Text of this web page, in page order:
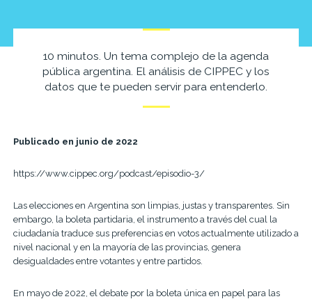
10 minutos. Un tema complejo de la agenda
pública argentina. El análisis de CIPPEC y los
datos que te pueden servir para entenderlo.
Publicado en junio de 2022
https://www.cippec.org/podcast/episodio-3/
Las elecciones en Argentina son limpias, justas y transparentes. Sin
embargo, la boleta partidaria, el instrumento a través del cual la
ciudadanía traduce sus preferencias en votos actualmente utilizado a
nivel nacional y en la mayoría de las provincias, genera
desigualdades entre votantes y entre partidos.
En mayo de 2022, el debate por la boleta única en papel para las